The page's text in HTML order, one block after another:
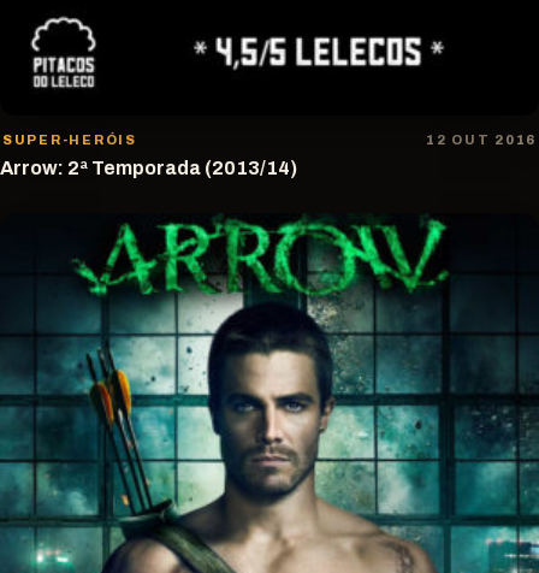
SUPER-HERÓIS 12 OUT 2016
Arrow: 2ª Temporada (2013/14)